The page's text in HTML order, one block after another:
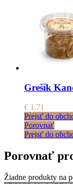
Grešík
€ 1,71
Prejsť do
Porovnať
Prejsť do
Porovnať
Žiadne produkty na